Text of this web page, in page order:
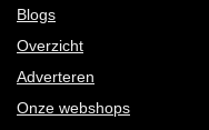
Blogs
Overzicht
Adverteren
Onze webshops